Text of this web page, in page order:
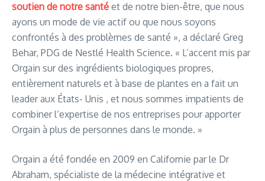
soutien de notre santé et de notre bien-être, que nous
ayons un mode de vie actif ou que nous soyons
confrontés à des problèmes de santé », a déclaré Greg
Behar, PDG de Nestlé Health Science. « L’accent mis par
Orgain sur des ingrédients biologiques propres,
entièrement naturels et à base de plantes en a fait un
leader aux États- Unis , et nous sommes impatients de
combiner l’expertise de nos entreprises pour apporter
Orgain à plus de personnes dans le monde. »
Orgain a été fondée en 2009 en Californie par le Dr
Abraham, spécialiste de la médecine intégrative et